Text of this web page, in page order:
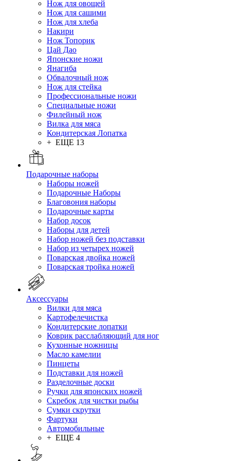
Нож для овощей
Нож для сашими
Нож для хлеба
Накири
Нож Топорик
Цай Дао
Японские ножи
Янагиба
Обвалочный нож
Нож для стейка
Профессиональные ножи
Специальные ножи
Филейный нож
Вилка для мяса
Кондитерская Лопатка
+ ЕЩЕ 13
Подарочные наборы
Наборы ножей
Подарочные Наборы
Благовония наборы
Подарочные карты
Набор досок
Наборы для детей
Набор ножей без подставки
Набор из четырех ножей
Поварская двойка ножей
Поварская тройка ножей
Аксессуары
Вилки для мяса
Картофелечистка
Кондитерские лопатки
Коврик расслабляющий для ног
Кухонные ножницы
Масло камелии
Пинцеты
Подставки для ножей
Разделочные доски
Ручки для японских ножей
Скребок для чистки рыбы
Сумки скрутки
Фартуки
Автомобильные
+ ЕЩЕ 4